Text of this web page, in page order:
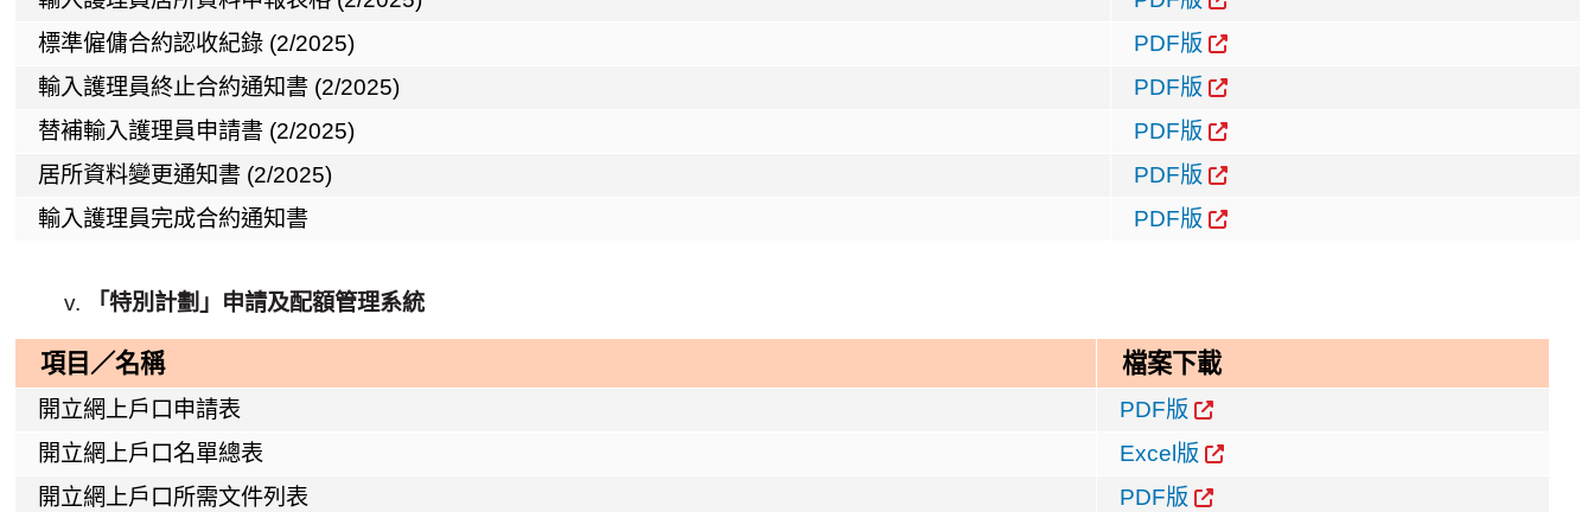
標準僱傭合約認收紀錄 (2/2025)
PDF版
輸入護理員終止合約通知書 (2/2025)
PDF版
替補輸入護理員申請書 (2/2025)
PDF版
居所資料變更通知書 (2/2025)
PDF版
輸入護理員完成合約通知書
PDF版
「特別計劃」申請及配額管理系統
項目／名稱 檔案下載
開立網上戶口申請表
PDF版
開立網上戶口名單總表
Excel版
開立網上戶口所需文件列表
PDF版